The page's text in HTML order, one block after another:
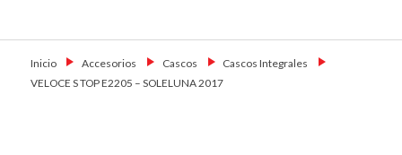
Motoshop
Ezeiza
Inicio→ Accesorios → Cascos → Cascos Integrales →
VELOCE S TOP E2205 – SOLELUNA 2017